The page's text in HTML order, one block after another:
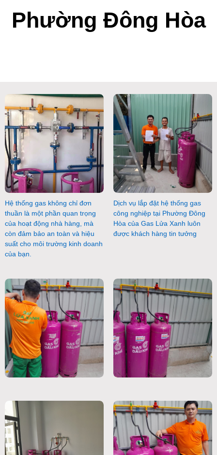
Phường Đông Hòa
Hệ thống gas không chỉ đơn
thuần là một phần quan trọng
của hoạt động nhà hàng, mà
còn đảm bảo an toàn và hiệu
suất cho môi trường kinh doanh
của bạn.
Dịch vụ lắp đặt hệ thống gas
công nghiệp tại Phường Đông
Hòa của Gas Lửa Xanh luôn
được khách hàng tin tưởng